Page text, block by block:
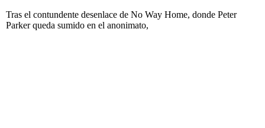
Tras el contundente desenlace de No Way Home, donde Peter
Parker queda sumido en el anonimato,